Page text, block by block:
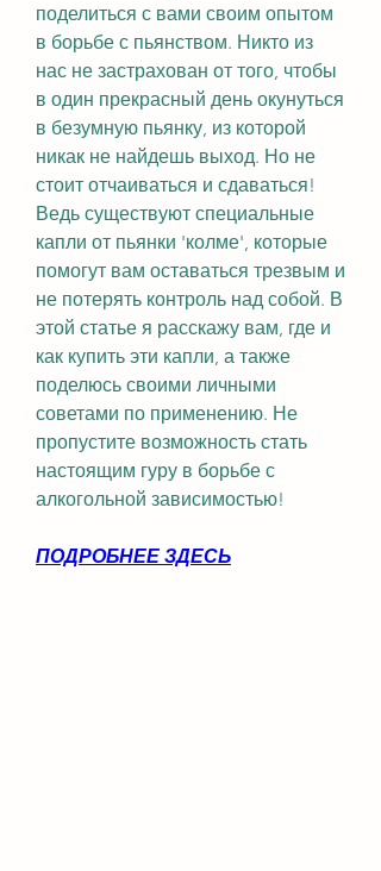
поделиться с вами своим опытом
в борьбе с пьянством. Никто из
нас не застрахован от того, чтобы
в один прекрасный день окунуться
в безумную пьянку, из которой
никак не найдешь выход. Но не
стоит отчаиваться и сдаваться!
Ведь существуют специальные
капли от пьянки 'колме', которые
помогут вам оставаться трезвым и
не потерять контроль над собой. В
этой статье я расскажу вам, где и
как купить эти капли, а также
поделюсь своими личными
советами по применению. Не
пропустите возможность стать
настоящим гуру в борьбе с
алкогольной зависимостью!
ПОДРОБНЕЕ ЗДЕСЬ